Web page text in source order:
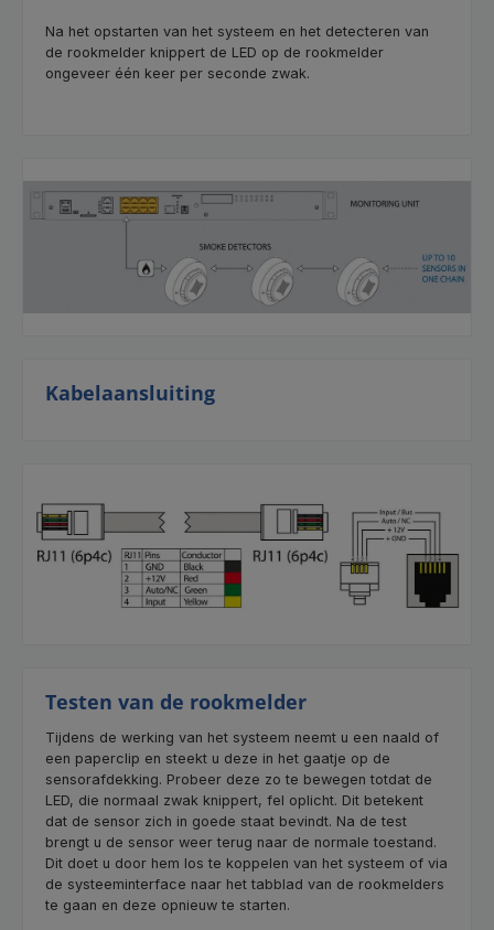
Na het opstarten van het systeem en het detecteren van
de rookmelder knippert de LED op de rookmelder
ongeveer één keer per seconde zwak.
Kabelaansluiting
Testen van de rookmelder
Tijdens de werking van het systeem neemt u een naald of
een paperclip en steekt u deze in het gaatje op de
sensorafdekking. Probeer deze zo te bewegen totdat de
LED, die normaal zwak knippert, fel oplicht. Dit betekent
dat de sensor zich in goede staat bevindt. Na de test
brengt u de sensor weer terug naar de normale toestand.
Dit doet u door hem los te koppelen van het systeem of via
de systeeminterface naar het tabblad van de rookmelders
te gaan en deze opnieuw te starten.